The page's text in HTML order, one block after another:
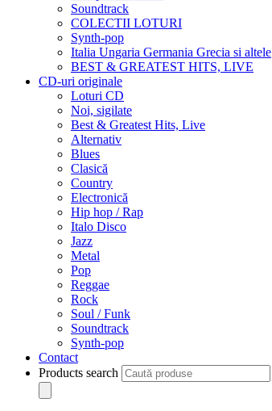
Soundtrack
COLECTII LOTURI
Synth-pop
Italia Ungaria Germania Grecia si altele
BEST & GREATEST HITS, LIVE
CD-uri originale
Loturi CD
Noi, sigilate
Best & Greatest Hits, Live
Alternativ
Blues
Clasică
Country
Electronică
Hip hop / Rap
Italo Disco
Jazz
Metal
Pop
Reggae
Rock
Soul / Funk
Soundtrack
Synth-pop
Contact
Products search